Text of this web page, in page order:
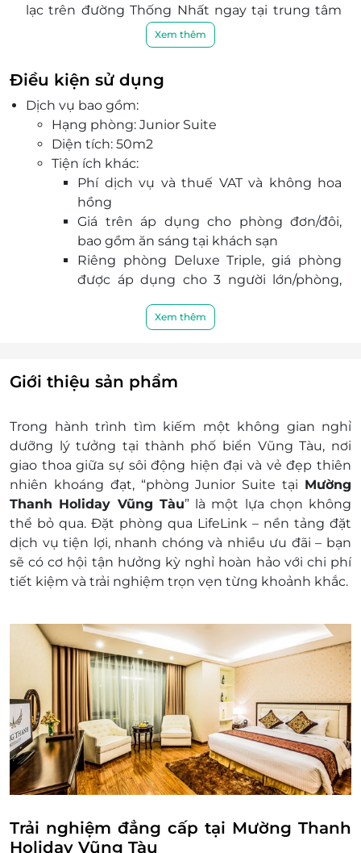
lạc trên đường Thống Nhất ngay tại trung tâm
thành phố Vũng Tàu, là địa điểm lý tưởng để
khám phá toàn cảnh Vịnh Tầm Dương, bãi tắm
Vọng Nguyệt và nhiều địa điểm khác của thành
phố như công viên Quang Trung, Quảng trường
trung tâm, Bảo tàng văn hóa. Đặc biệt khoảng
cách từ khách sạn đến bến tàu cánh ngầm chỉ
vài trăm mét, nơi Quý khách có thể dễ dàng di
chuyển đến thành phố Hồ Chí Minh.
Cơ sở vật chất đầy đủ gồm Phòng gym, Karaoke,
Bể bơi ngoài trời, Spa & Massage và vị trí hoàn
hảo làm cho Mường Thanh Holiday Vũng Tàu trở
thành địa điểm tuyệt vời để bạn có thể tận
hưởng kì nghỉ, những chuyến công tác dù ngắn
ngày hay dài ngày tại thành phố biển miền Nam.
Xem thêm
Điều kiện sử dụng
Dịch vụ bao gồm:
Hạng phòng: Junior Suite
Diện tích: 50m2
Tiện ích khác:
Phí dịch vụ và thuế VAT và không hoa
hồng
Giá trên áp dụng cho phòng đơn/đôi,
bao gồm ăn sáng tại khách sạn
Riêng phòng Deluxe Triple, giá phòng
được áp dụng cho 3 người lớn/phòng,
Riêng phòng Deluxe Family & Royal
khách sạn
Sử dụng miễn phí internet không dây
Miễn phí trà, cà phê và 02 chai nước suối
trong phòng mỗi ngày
Phí điểm tâm không được hoàn trả nếu
không sử dụng
Dịch vụ không bao gồm:
Các chi phí cá nhân như điện thoại , ăn uống,
giặt ủi,…
Chi phí không được nếu trong chương trình
Điều kiện đặt phòng:
Hotline đặt phòng & tư vấn (9h-20h): 1900
2065
Văn phòng HCM: 028.6680.8757 /
Liên hệ cho LifeLink để kiểm tra tình trạng
phòng trống trước khi mua dịch vụ và nhận
mức giá ưu đãi nhất
Chính sách giá trẻ em:
Trẻ em dưới 6 tuổi ở chung với bố mẹ, miễn
Trẻ em từ 6 đến dưới 12 tuổi ở chung với bố
mẹ, phụ thu 150,000 VNĐ/ trẻ/đêm (đã bao
Xem thêm
Giới thiệu sản phẩm
Trong hành trình tìm kiếm một không gian nghỉ
dưỡng lý tưởng tại thành phố biển Vũng Tàu, nơi
giao thoa giữa sự sôi động hiện đại và vẻ đẹp thiên
nhiên khoáng đạt, “phòng Junior Suite tại Mường
Thanh Holiday Vũng Tàu” là một lựa chọn không
thể bỏ qua. Đặt phòng qua LifeLink – nền tảng đặt
dịch vụ tiện lợi, nhanh chóng và nhiều ưu đãi – bạn
sẽ có cơ hội tận hưởng kỳ nghỉ hoàn hảo với chi phí
tiết kiệm và trải nghiệm trọn vẹn từng khoảnh khắc.
Trải nghiệm đẳng cấp tại Mường Thanh
Holiday Vũng Tàu